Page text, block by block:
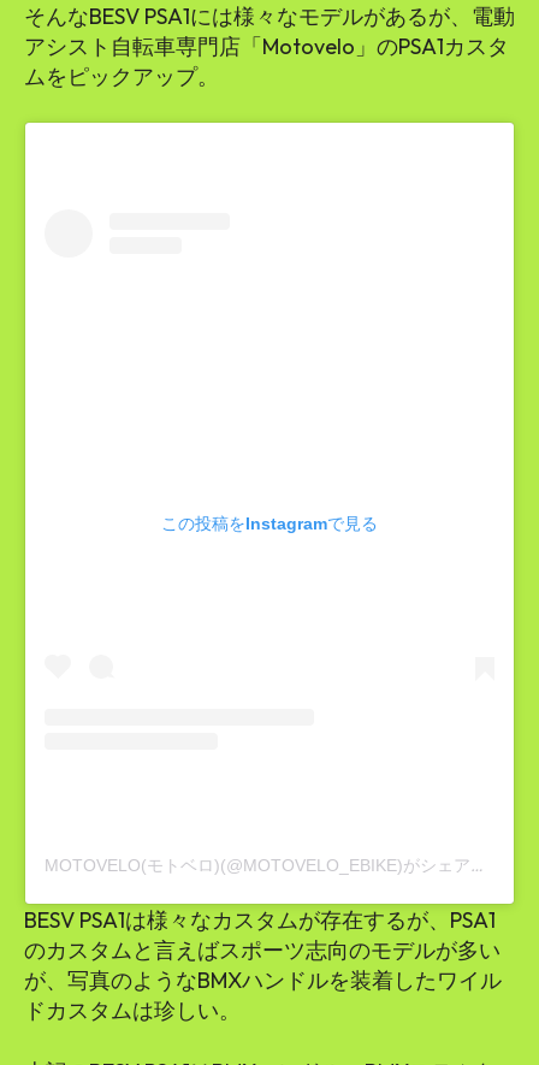
そんなBESV PSA1には様々なモデルがあるが、電動
アシスト自転車専門店「Motovelo」のPSA1カスタ
ムをピックアップ。
この投稿をInstagramで見る
MOTOVELO(モトベロ)(@MOTOVELO_EBIKE)がシェアした投稿
BESV PSA1は様々なカスタムが存在するが、PSA1
のカスタムと言えばスポーツ志向のモデルが多い
が、写真のようなBMXハンドルを装着したワイル
ドカスタムは珍しい。